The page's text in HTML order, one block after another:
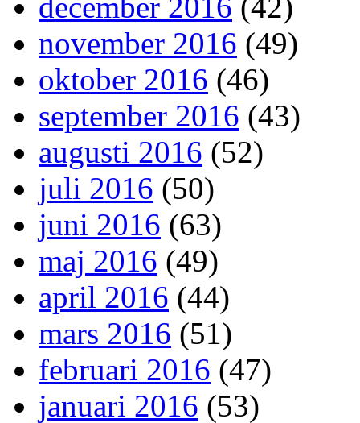
december 2016 (42)
november 2016 (49)
oktober 2016 (46)
september 2016 (43)
augusti 2016 (52)
juli 2016 (50)
juni 2016 (63)
maj 2016 (49)
april 2016 (44)
mars 2016 (51)
februari 2016 (47)
januari 2016 (53)